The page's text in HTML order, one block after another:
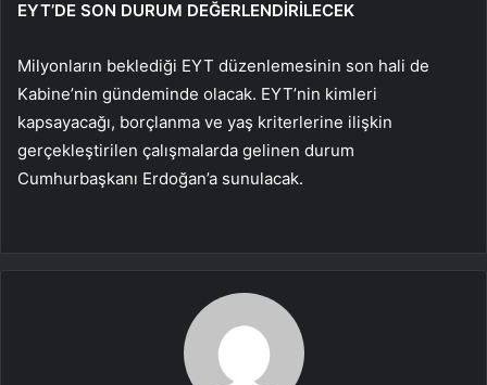
EYT’DE SON DURUM DEĞERLENDİRİLECEK
Milyonların beklediği EYT düzenlemesinin son hali de
Kabine’nin gündeminde olacak. EYT’nin kimleri
kapsayacağı, borçlanma ve yaş kriterlerine ilişkin
gerçekleştirilen çalışmalarda gelinen durum
Cumhurbaşkanı Erdoğan’a sunulacak.